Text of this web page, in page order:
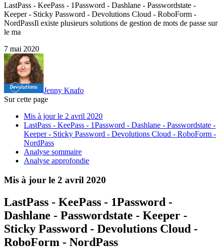
LastPass - KeePass - 1Password - Dashlane - Passwordstate -
Keeper - Sticky Password - Devolutions Cloud - RoboForm -
NordPassIl existe plusieurs solutions de gestion de mots de passe sur
le ma
7 mai 2020
Jenny Knafo
Sur cette page
Mis à jour le 2 avril 2020
LastPass - KeePass - 1Password - Dashlane - Passwordstate -
Keeper - Sticky Password - Devolutions Cloud - RoboForm -
NordPass
Analyse sommaire
Analyse approfondie
Mis à jour le 2 avril 2020
LastPass - KeePass - 1Password -
Dashlane - Passwordstate - Keeper -
Sticky Password - Devolutions Cloud -
RoboForm - NordPass